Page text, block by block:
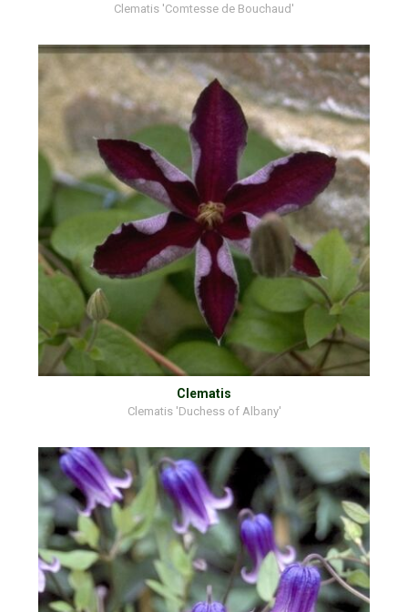
Clematis 'Comtesse de Bouchaud'
Clematis
Clematis 'Duchess of Albany'